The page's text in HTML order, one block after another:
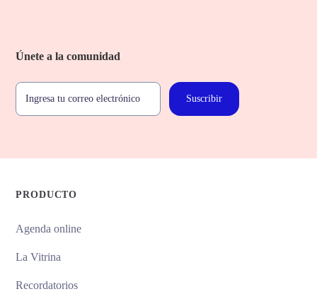
Únete a la comunidad
PRODUCTO
Agenda online
La Vitrina
Recordatorios